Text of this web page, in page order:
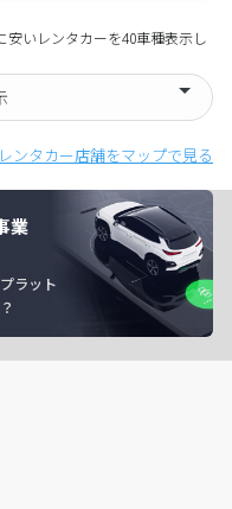
いレンタカーを40車種表示し
ンタカー店舗をマップで見る
業
ラット